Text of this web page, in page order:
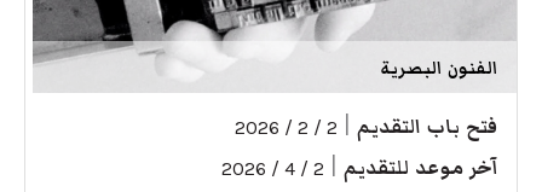
الفنون البصرية
فتح باب التقديم 2 / 2 / 2026
آخر موعد للتقديم 2 / 4 / 2026